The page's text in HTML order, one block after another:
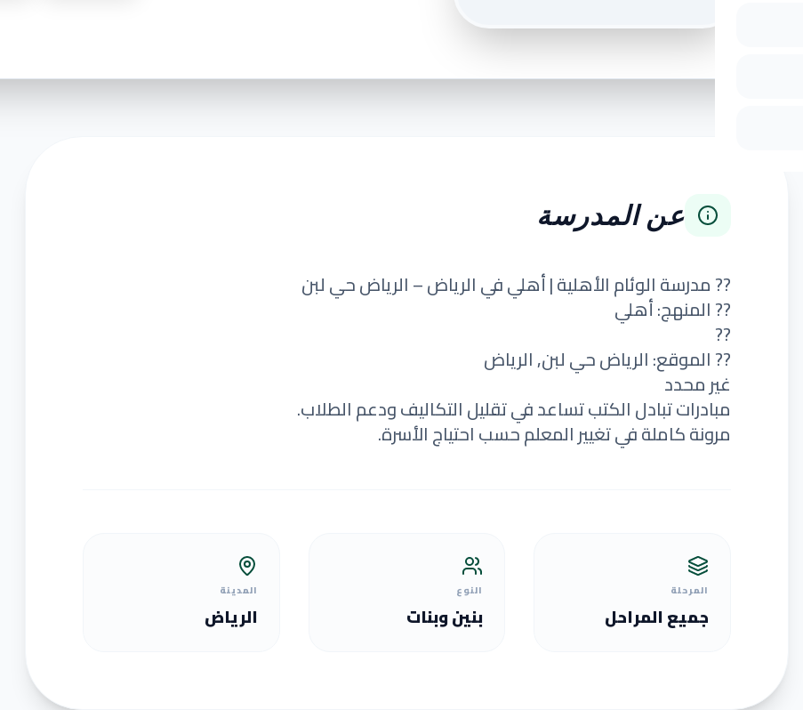
عن المدرسة
?? مدرسة الوئام الأهلية | أهلي في الرياض – الرياض حي لبن
?? المنهج: أهلي
??
?? الموقع: الرياض حي لبن, الرياض
غير محدد
مبادرات تبادل الكتب تساعد في تقليل التكاليف ودعم الطلاب.
مرونة كاملة في تغيير المعلم حسب احتياج الأسرة.
المرحلة
جميع المراحل
النوع
بنين وبنات
المدينة
الرياض